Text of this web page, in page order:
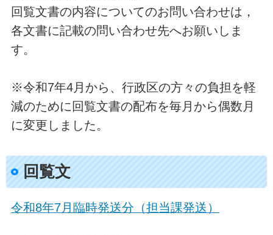
回覧文書の内容についてのお問い合わせは，
各文書に記載の問い合わせ先へお願いしま
す。
※令和7年4月から、行政区の方々の負担を軽
減のために回覧文書の配布を毎月から偶数月
に変更しました。
回覧文
令和8年7月臨時発送分（担当課発送）